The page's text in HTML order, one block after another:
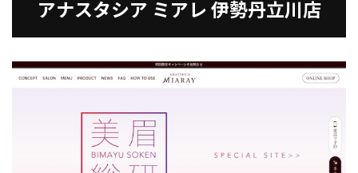
アナスタシア ミアレ 伊勢丹立川店